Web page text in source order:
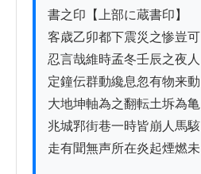
書之印【上部に蔵書印】
客歳乙卯都下震災之惨豈可
忍言哉維時孟冬壬辰之夜人
定鐘伝群動纔息忽有物来動
大地坤軸為之翻転土坼為亀
兆城郛街巷一時皆崩人馬駭
走有聞無声所在炎起煙燃未